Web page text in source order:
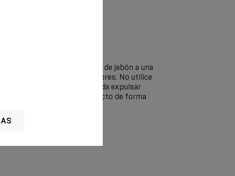
a mano en una solución de jabón a una
°C sin el uso de blanqueadores. No utilice
la limpieza. Se recomienda expulsar
sin arrugar y secar el producto de forma